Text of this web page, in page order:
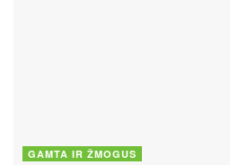
GAMTA IR ŽMOGUS